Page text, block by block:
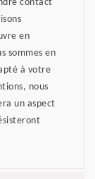
contact
en
sommes en
à votre
nous
un aspect